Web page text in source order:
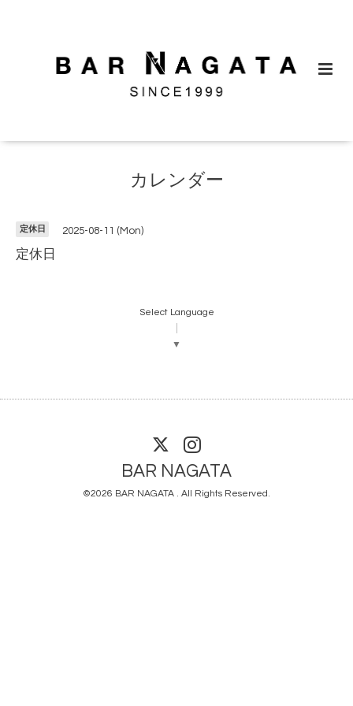
カレンダー
定休日 2025-08-11 (Mon)
定休日
Select Language
▼
BAR NAGATA
©2026 BAR NAGATA . All Rights Reserved.